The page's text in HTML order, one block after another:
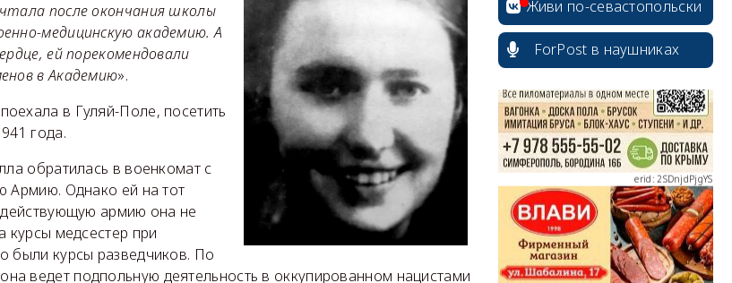
после окончания школы
медицинскую академию. А
ей порекомендовали
в Академию».
в Гуляй-Поле, посетить
года.
обратилась в военкомат с
Армию. Однако ей на тот
армию она не
курсы медсестер при
были курсы разведчиков. По
ведет подпольную деятельность в оккупированном нацистами
Живи по-севастопольски
ForPost в наушниках
erid: 2SDnjdPjgYS
erid: 2SDnjdvhGXG